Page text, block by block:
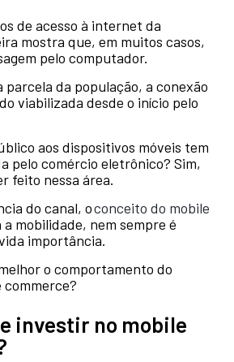
de acesso à internet da
mostra que, em muitos casos,
pelo computador.
parcela da população, a conexão
viabilizada desde o início pelo
aos dispositivos móveis tem
pelo comércio eletrônico? Sim,
feito nessa área.
do canal, oconceito do mobile
mobilidade, nem sempre é
importância.
o comportamento do
investir no mobile